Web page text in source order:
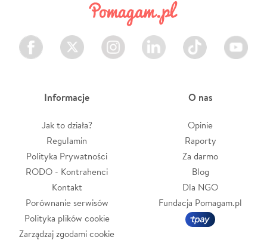
Facebook Twitter Instagram LinkedIn TikTok Youtube
Informacje
Jak to działa?
Regulamin
Polityka Prywatności
RODO - Kontrahenci
Kontakt
Porównanie serwisów
Polityka plików cookie
Zarządzaj zgodami cookie
O nas
Opinie
Raporty
Za darmo
Blog
Dla NGO
Fundacja Pomagam.pl